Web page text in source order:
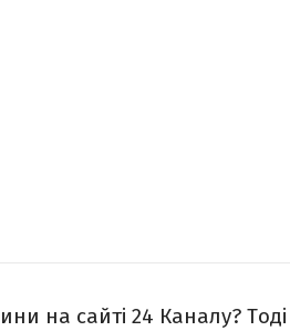
на сайті 24 Каналу?